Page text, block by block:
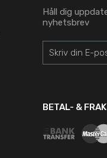
Håll dig
nyhetsbrev
BETAL- &